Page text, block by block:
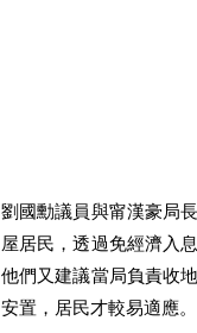
劉國勳議員與甯漢豪局
屋居民，透過免經濟入
他們又建議當局負責收
安置，居民才較易適應。